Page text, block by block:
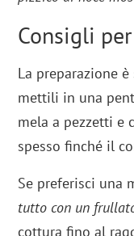
Consigli
La preparazione
mettili in una
mela a pezzetti e
spesso finché il
Se preferisci una
tutto con un
cottura fino al